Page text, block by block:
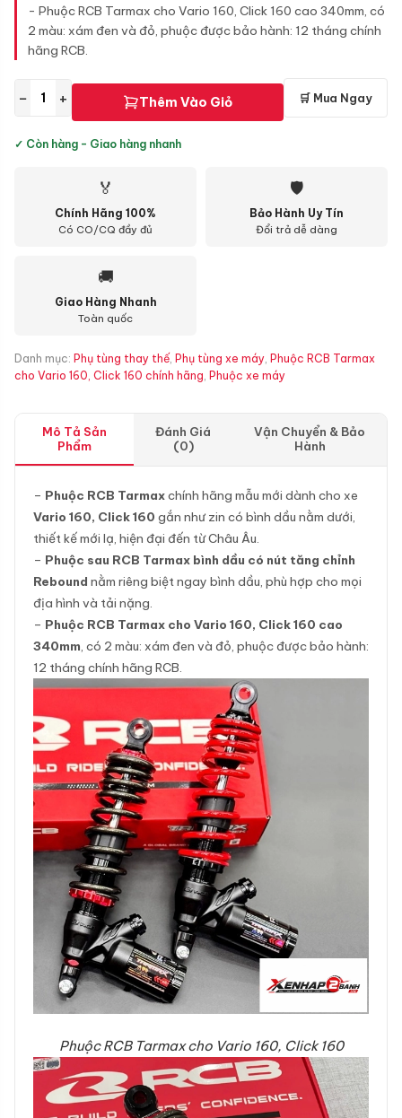
- Phuộc RCB Tarmax cho Vario 160, Click 160 cao 340mm, có
2 màu: xám đen và đỏ, phuộc được bảo hành: 12 tháng chính
hãng RCB.
− + Thêm Vào Giỏ 🛒 Mua Ngay
✓ Còn hàng - Giao hàng nhanh
🏅
Chính Hãng 100%
Có CO/CQ đầy đủ
🛡
Bảo Hành Uy Tín
Đổi trả dễ dàng
🚚
Giao Hàng Nhanh
Toàn quốc
Danh mục: Phụ tùng thay thế, Phụ tùng xe máy, Phuộc RCB Tarmax
cho Vario 160, Click 160 chính hãng, Phuộc xe máy
Mô Tả Sản
Phẩm
Đánh Giá
(0)
Vận Chuyển & Bảo
Hành
– Phuộc RCB Tarmaxchính hãng mẫu mới dành cho xe
Vario 160, Click 160 gắn như zin có bình dầu nằm dưới,
thiết kế mới lạ, hiện đại đến từ Châu Âu.
– Phuộc sau RCB Tarmax bình dầu có nút tăng chỉnh
Rebound nằm riêng biệt ngay bình dầu, phù hợp cho mọi
địa hình và tải nặng.
– Phuộc RCB Tarmax cho Vario 160, Click 160 cao
340mm, có 2 màu: xám đen và đỏ, phuộc được bảo hành:
12 tháng chính hãng RCB.
Phuộc RCB Tarmax cho Vario 160, Click 160